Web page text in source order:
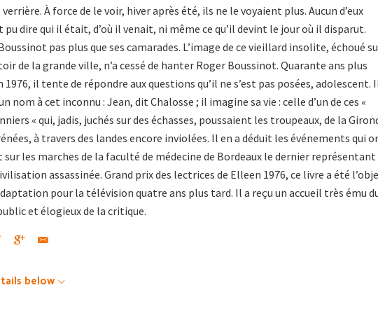
À force de le voir, hiver après été, ils ne le voyaient plus. Aucun d’eux
pu dire qui il était, d’où il venait, ni même ce qu’il devint le jour où il disparut.
pas plus que ses camarades. L’image de ce vieillard insolite, échoué
de la grande ville, n’a cessé de hanter Roger Boussinot. Quarante ans plus
1976, il tente de répondre aux questions qu’il ne s’est pas posées, adolescent.
nom à cet inconnu : Jean, dit Chalosse ; il imagine sa vie : celle d’un de ces «
« qui, jadis, juchés sur des échasses, poussaient les troupeaux, de la
à travers des landes encore inviolées. Il en a déduit les événements qui
sur les marches de la faculté de médecine de Bordeaux le dernier représentant
assassinée. Grand prix des lectrices de Elleen 1976, ce livre a été
pour la télévision quatre ans plus tard. Il a reçu un accueil très ému
et élogieux de la critique.
below